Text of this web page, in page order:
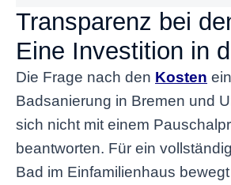
Transparenz bei
Eine Investition in
Die Frage nach den Kosten
Badsanierung in Bremen und
sich nicht mit einem
beantworten. Für ein
Bad im Einfamilienhaus